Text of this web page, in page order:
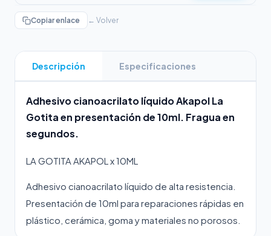
Copiar enlace ← Volver
Descripción Especificaciones
Adhesivo cianoacrilato líquido Akapol La
Gotita en presentación de 10ml. Fragua en
segundos.
LA GOTITA AKAPOL x 10ML
Adhesivo cianoacrilato líquido de alta resistencia.
Presentación de 10ml para reparaciones rápidas en
plástico, cerámica, goma y materiales no porosos.